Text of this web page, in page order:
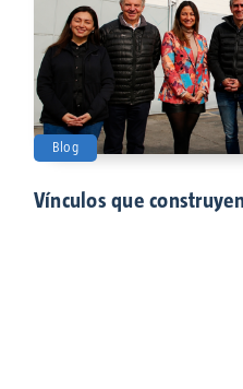
Vínculos que
Blog